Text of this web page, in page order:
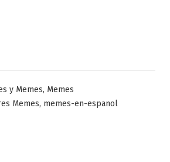
y Memes, Memes
Memes, memes-en-espanol